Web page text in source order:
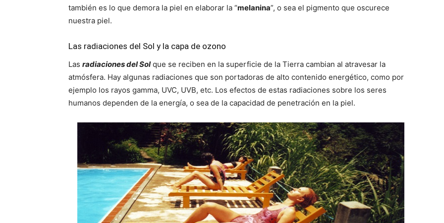
también es lo que demora la piel en elaborar la “melanina”, o sea el pigmento que oscurece
nuestra piel.
Las radiaciones del Sol y la capa de ozono
Las radiaciones del Solque se reciben en la superficie de la Tierra cambian al atravesar la
atmósfera. Hay algunas radiaciones que son portadoras de alto contenido energético, como por
ejemplo los rayos gamma, UVC, UVB, etc. Los efectos de estas radiaciones sobre los seres
humanos dependen de la energía, o sea de la capacidad de penetración en la piel.